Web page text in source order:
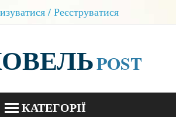
/ Реєструватися
POST
КАТЕГОРІЇ